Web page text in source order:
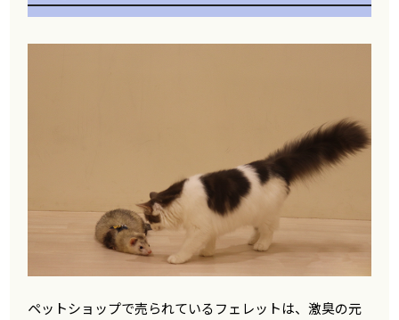
ペットショップで売られているフェレットは、激臭の元